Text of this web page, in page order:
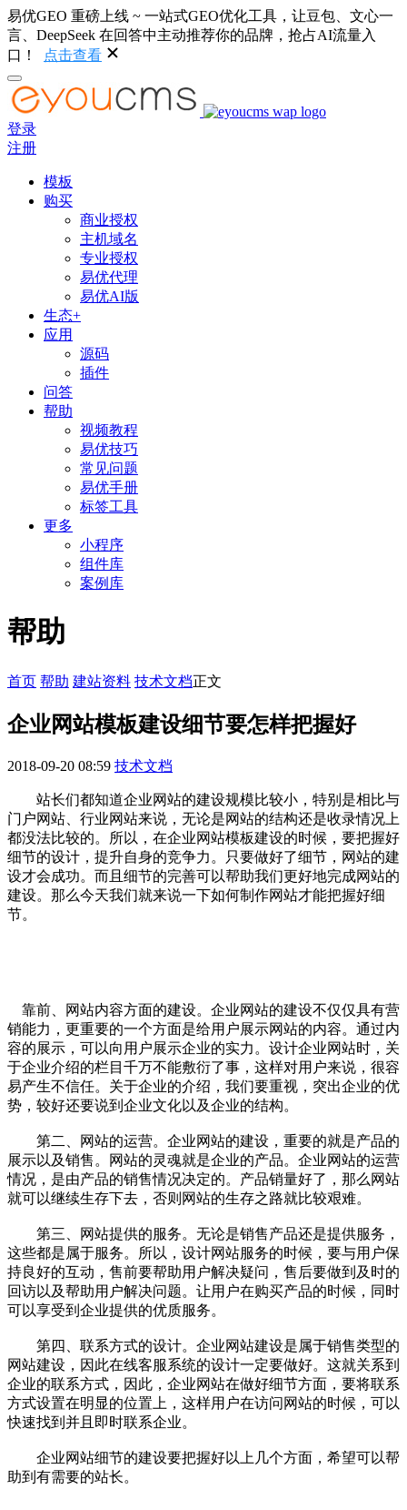
易优GEO 重磅上线 ~ 一站式GEO优化工具，让豆包、文心一
言、DeepSeek 在回答中主动推荐你的品牌，抢占AI流量入
口！
点击查看
登录
注册
模板
购买
商业授权
主机域名
专业授权
易优代理
易优AI版
生态+
应用
源码
插件
问答
帮助
视频教程
易优技巧
常见问题
易优手册
标签工具
更多
小程序
组件库
案例库
帮助
首页 帮助 建站资料 技术文档正文
企业网站模板建设细节要怎样把握好
2018-09-20 08:59 技术文档
站长们都知道企业网站的建设规模比较小，特别是相比与
门户网站、行业网站来说，无论是网站的结构还是收录情况上
都没法比较的。所以，在企业网站模板建设的时候，要把握好
细节的设计，提升自身的竞争力。只要做好了细节，网站的建
设才会成功。而且细节的完善可以帮助我们更好地完成网站的
建设。那么今天我们就来说一下如何制作网站才能把握好细
节。
靠前、网站内容方面的建设。企业网站的建设不仅仅具有营
销能力，更重要的一个方面是给用户展示网站的内容。通过内
容的展示，可以向用户展示企业的实力。设计企业网站时，关
于企业介绍的栏目千万不能敷衍了事，这样对用户来说，很容
易产生不信任。关于企业的介绍，我们要重视，突出企业的优
势，较好还要说到企业文化以及企业的结构。
第二、网站的运营。企业网站的建设，重要的就是产品的
展示以及销售。网站的灵魂就是企业的产品。企业网站的运营
情况，是由产品的销售情况决定的。产品销量好了，那么网站
就可以继续生存下去，否则网站的生存之路就比较艰难。
第三、网站提供的服务。无论是销售产品还是提供服务，
这些都是属于服务。所以，设计网站服务的时候，要与用户保
持良好的互动，售前要帮助用户解决疑问，售后要做到及时的
回访以及帮助用户解决问题。让用户在购买产品的时候，同时
可以享受到企业提供的优质服务。
第四、联系方式的设计。企业网站建设是属于销售类型的
网站建设，因此在线客服系统的设计一定要做好。这就关系到
企业的联系方式，因此，企业网站在做好细节方面，要将联系
方式设置在明显的位置上，这样用户在访问网站的时候，可以
快速找到并且即时联系企业。
企业网站细节的建设要把握好以上几个方面，希望可以帮
助到有需要的站长。